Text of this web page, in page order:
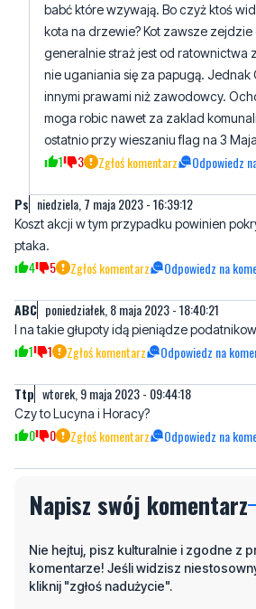
nie uganiania się za papugą. Jednak
innymi prawami niż zawodowcy.
moga robic nawet za zaklad
ostatnio przy wieszaniu flag na 3
1 3 Zgłoś komentarz Odpowiedz
niedziela, 7 maja 2023 - 16:39:12
Koszt akcji w tym przypadku powinien
4 5 Zgłoś komentarz Odpowiedz na
ABC poniedziałek, 8 maja 2023 - 18:40:21
I na takie głupoty idą pieniądze podatnikow
Ttp wtorek, 9 maja 2023 - 09:44:18
Czy to Lucyna i Horacy?
Napisz swój komentarz
komentarze! Jeśli widzisz
kliknij "zgłoś nadużycie".
Imię / Podpis